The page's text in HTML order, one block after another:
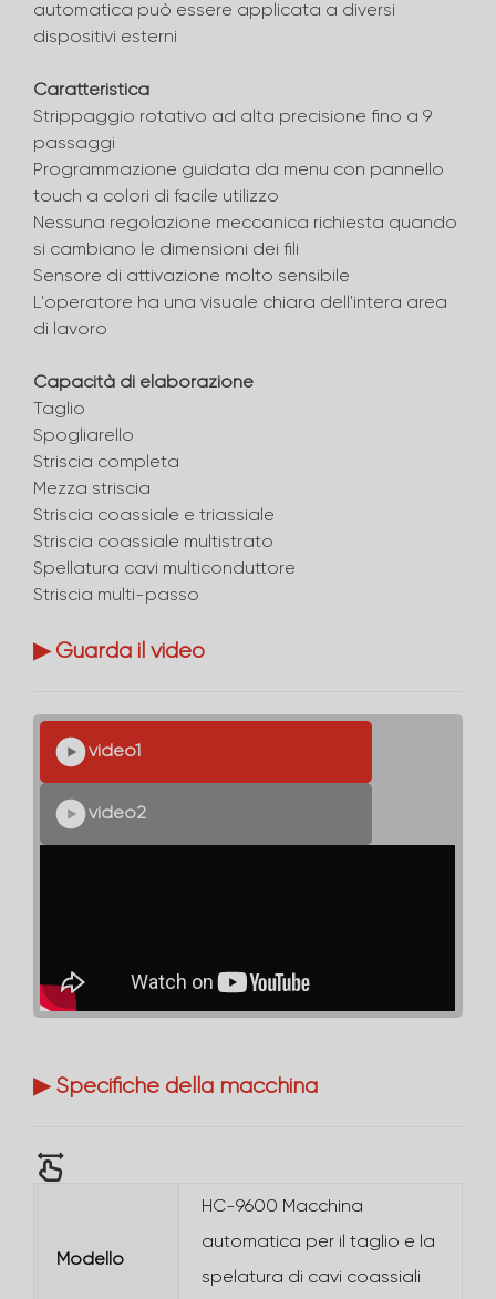
automatica può essere applicata a diversi
dispositivi esterni
Caratteristica
Strippaggio rotativo ad alta precisione fino a 9
passaggi
Programmazione guidata da menu con pannello
touch a colori di facile utilizzo
Nessuna regolazione meccanica richiesta quando
si cambiano le dimensioni dei fili
Sensore di attivazione molto sensibile
L'operatore ha una visuale chiara dell'intera area
di lavoro
Capacità di elaborazione
Taglio
Spogliarello
Striscia completa
Mezza striscia
Striscia coassiale e triassiale
Striscia coassiale multistrato
Spellatura cavi multiconduttore
Striscia multi-passo
▶ Guarda il video
video1
video2
▶ Specifiche della macchina
Modello
HC-9600 Macchina
automatica per il taglio e la
spelatura di cavi coassiali